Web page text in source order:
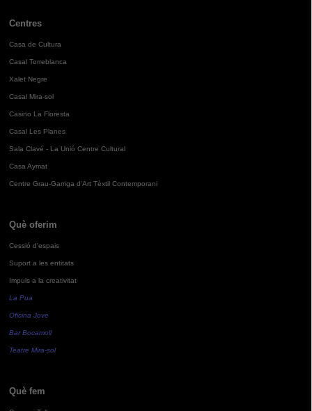
Centres
Casa de Cultura
Casal Torreblanca
Xalet Negre
Casal Mira-sol
Casino La Floresta
Casal Les Planes
Sala Clavé - La Unió Centre Cultural
Casa Aymat
Centre Grau-Garriga d'Art Tèxtil Contemporani
Què oferim
Cessió d'espais
Suport a les entitats
Impuls a la creativitat
La Pua
Oficina Jove
Bar Bocamoll
Teatre Mira-sol
Què fem